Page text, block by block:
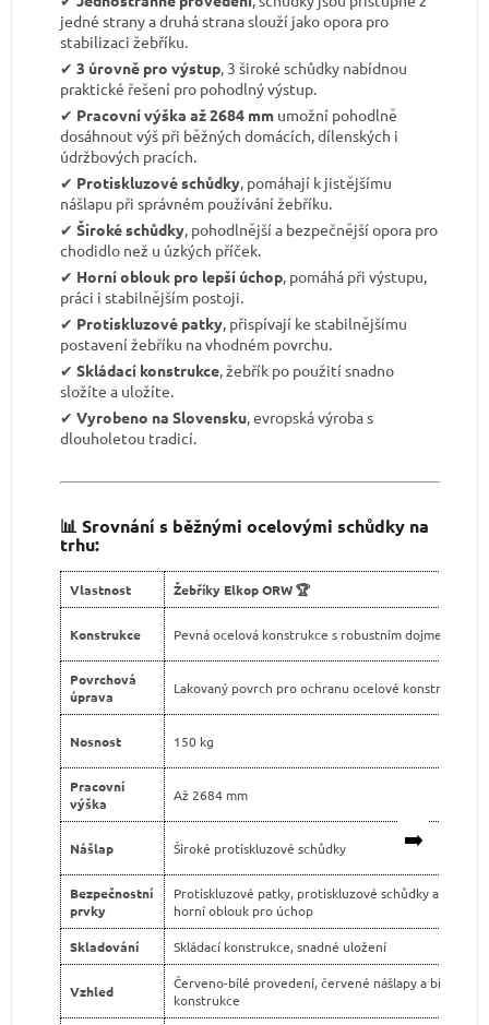
jedné strany a druhá strana slouží jako opora pro
stabilizaci žebříku.
✔︎ 3 úrovně pro výstup, 3 široké schůdky nabídnou
praktické řešení pro pohodlný výstup.
✔︎ Pracovní výška až 2684 mm umožní pohodlně
dosáhnout výš při běžných domácích, dílenských i
údržbových pracích.
✔︎ Protiskluzové schůdky, pomáhají k jistějšímu
nášlapu při správném používání žebříku.
✔︎ Široké schůdky, pohodlnější a bezpečnější opora pro
chodidlo než u úzkých příček.
✔︎ Horní oblouk pro lepší úchop, pomáhá při výstupu,
práci i stabilnějším postoji.
✔︎ Protiskluzové patky, přispívají ke stabilnějšímu
postavení žebříku na vhodném povrchu.
✔︎ Skládací konstrukce, žebřík po použití snadno
složíte a uložíte.
✔︎ Vyrobeno na Slovensku, evropská výroba s
dlouholetou tradicí.
📊 Srovnání s běžnými ocelovými schůdky na
trhu:
➡️
Vlastnost Žebříky Elkop ORW 🏆
Konstrukce Pevná ocelová konstrukce s robustním dojmem
Povrchová
úprava
Lakovaný povrch pro ochranu ocelové konstrukce
Nosnost 150 kg
Pracovní
výška
Až 2684 mm
Nášlap Široké protiskluzové schůdky
Bezpečnostní
prvky
Protiskluzové patky, protiskluzové schůdky a
horní oblouk pro úchop
Skladování Skládací konstrukce, snadné uložení
Vzhled
Červeno-bílé provedení, červené nášlapy a bílá
konstrukce